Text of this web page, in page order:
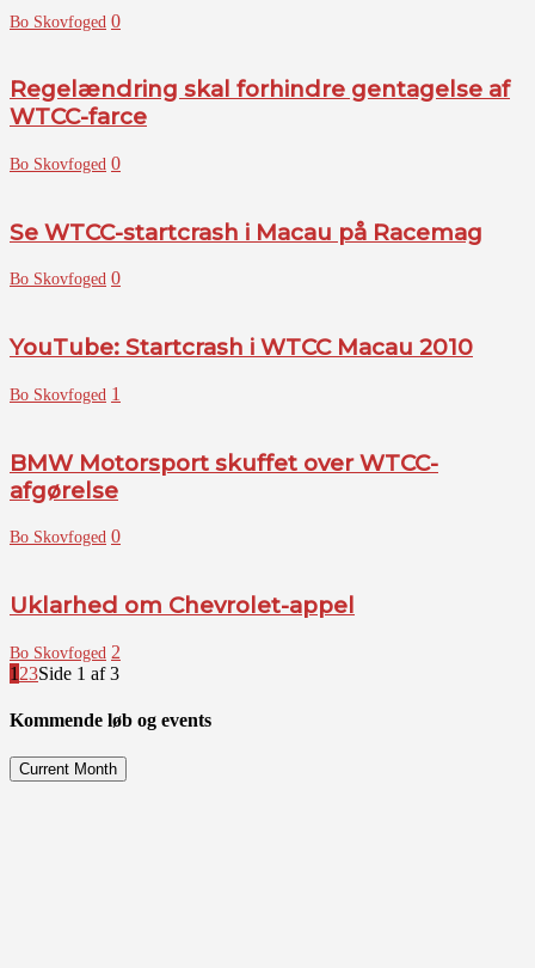
Bo Skovfoged 0
Regelændring skal forhindre gentagelse af
WTCC-farce
Bo Skovfoged 0
Se WTCC-startcrash i Macau på Racemag
Bo Skovfoged 0
YouTube: Startcrash i WTCC Macau 2010
Bo Skovfoged 1
BMW Motorsport skuffet over WTCC-
afgørelse
Bo Skovfoged 0
Uklarhed om Chevrolet-appel
Bo Skovfoged 2
1 23Side 1 af 3
Kommende løb og events
Current Month